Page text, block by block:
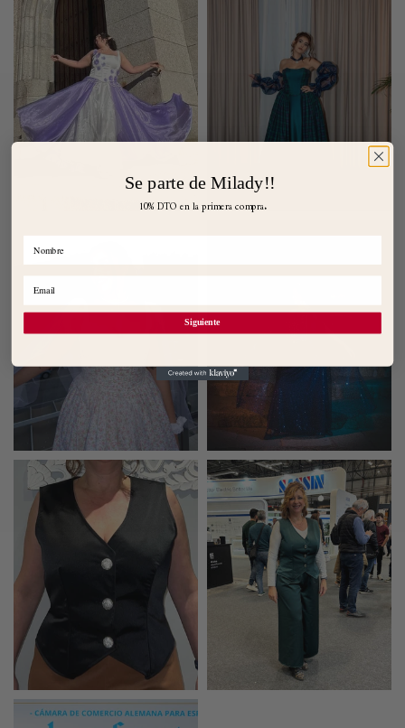
Se parte de Milady!!
10%DTO en la primera compra.
Siguiente